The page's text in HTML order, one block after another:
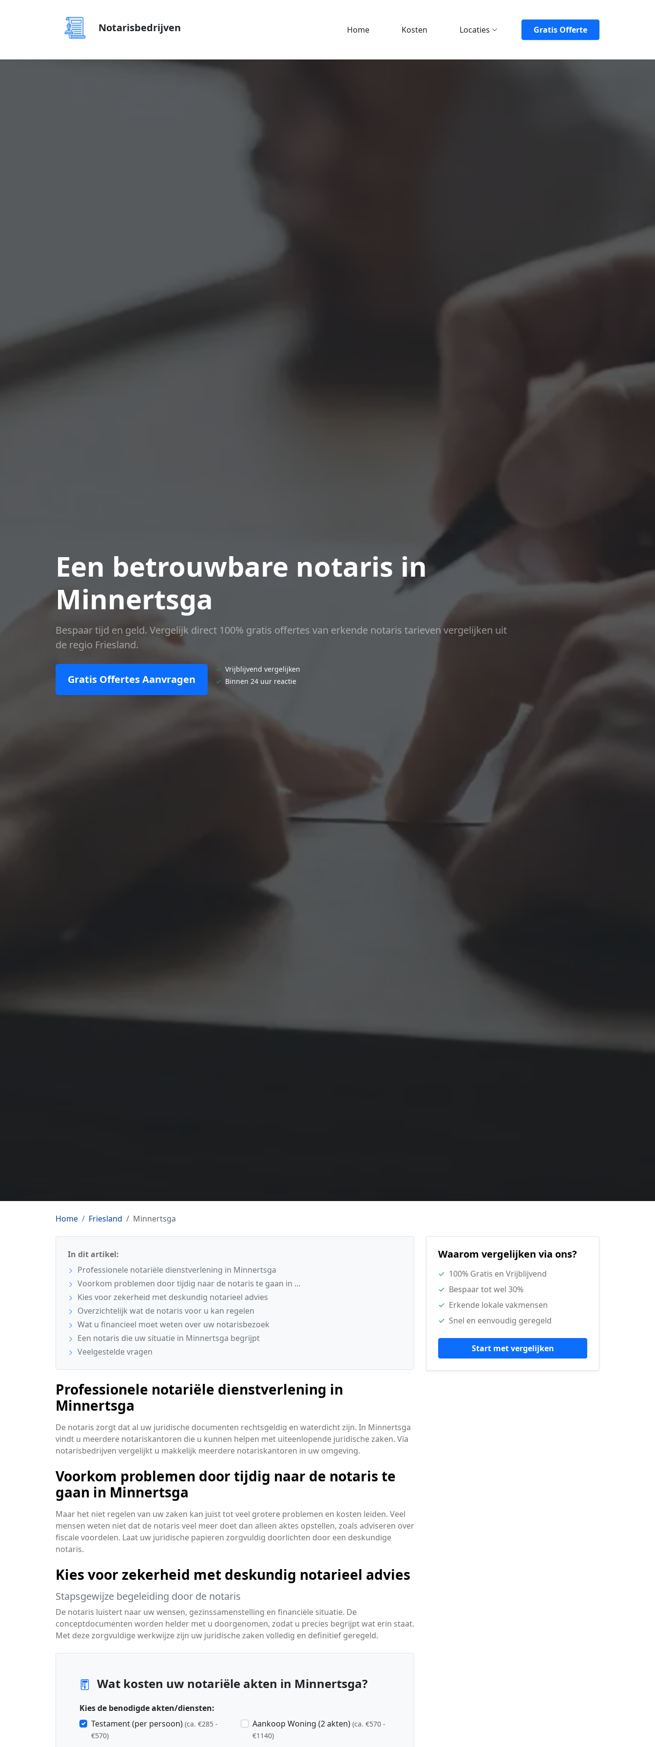
Notarisbedrijven Home Kosten Locaties Gratis Offerte
Een betrouwbare notaris in
Minnertsga
Bespaar tijd en geld. Vergelijk direct 100% gratis offertes van erkende notaris tarieven vergelijken uit
de regio Friesland.
Gratis Offertes Aanvragen
✓ Vrijblijvend vergelijken
✓ Binnen 24 uur reactie
Home Friesland Minnertsga
In dit artikel:
Professionele notariële dienstverlening in Minnertsga
Voorkom problemen door tijdig naar de notaris te gaan in …
Kies voor zekerheid met deskundig notarieel advies
Overzichtelijk wat de notaris voor u kan regelen
Wat u financieel moet weten over uw notarisbezoek
Een notaris die uw situatie in Minnertsga begrijpt
Veelgestelde vragen
Professionele notariële dienstverlening in
Minnertsga
De notaris zorgt dat al uw juridische documenten rechtsgeldig en waterdicht zijn. In Minnertsga
vindt u meerdere notariskantoren die u kunnen helpen met uiteenlopende juridische zaken. Via
notarisbedrijven vergelijkt u makkelijk meerdere notariskantoren in uw omgeving.
Voorkom problemen door tijdig naar de notaris te
gaan in Minnertsga
Maar het niet regelen van uw zaken kan juist tot veel grotere problemen en kosten leiden. Veel
mensen weten niet dat de notaris veel meer doet dan alleen aktes opstellen, zoals adviseren over
fiscale voordelen. Laat uw juridische papieren zorgvuldig doorlichten door een deskundige
notaris.
Kies voor zekerheid met deskundig notarieel advies
Stapsgewijze begeleiding door de notaris
De notaris luistert naar uw wensen, gezinssamenstelling en financiële situatie. De
conceptdocumenten worden helder met u doorgenomen, zodat u precies begrijpt wat erin staat.
Met deze zorgvuldige werkwijze zijn uw juridische zaken volledig en definitief geregeld.
Wat kosten uw notariële akten in Minnertsga?
Kies de benodigde akten/diensten:
Testament (per persoon) (ca. €285 -
€570)
Aankoop Woning (2 akten) (ca. €570 -
€1140)
Waarom vergelijken via ons?
✓ 100% Gratis en Vrijblijvend
✓ Bespaar tot wel 30%
✓ Erkende lokale vakmensen
✓ Snel en eenvoudig geregeld
Start met vergelijken